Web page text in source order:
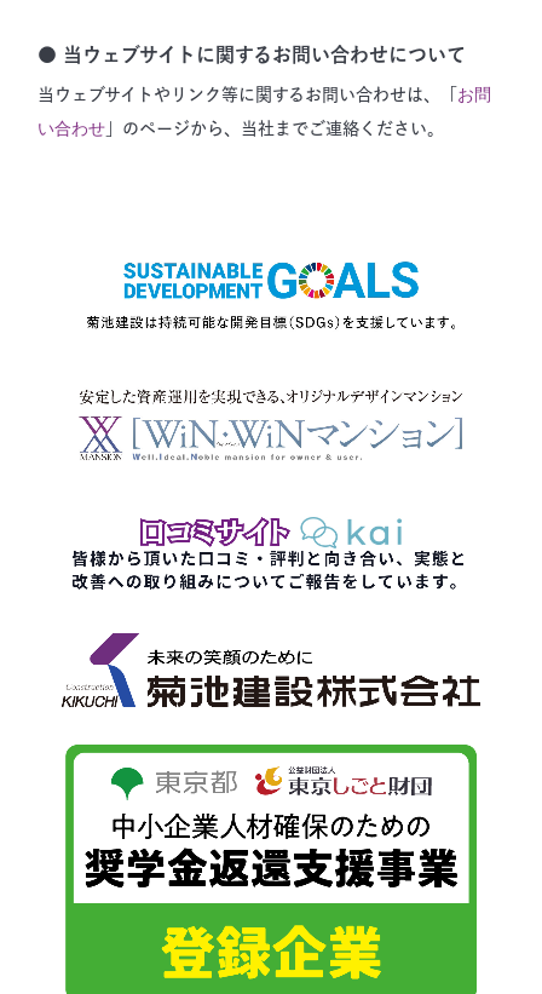
● 当ウェブサイトに関するお問い合わせについて
当ウェブサイトやリンク等に関するお問い合わせは、「 お問
い合わせ 」のページから、当社までご連絡ください。